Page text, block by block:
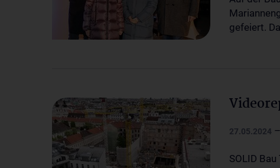
gefeiert.
27.05.2024 –
SOLID